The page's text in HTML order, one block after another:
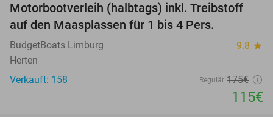
34%
Motorbootverleih (halbtags) inkl. Treibstoff
auf den Maasplassen für 1 bis 4 Pers.
BudgetBoats Limburg 9.8 star
Herten
Verkauft: 158
Regulär 175€
115€